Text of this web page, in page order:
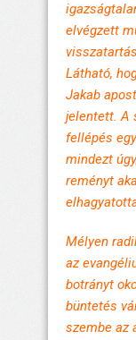
elvégzett
Látható,
Jakab
jelentett. A
fellépés
mindezt
reményt
Mélyen
az
botrányt
büntetés
szembe az